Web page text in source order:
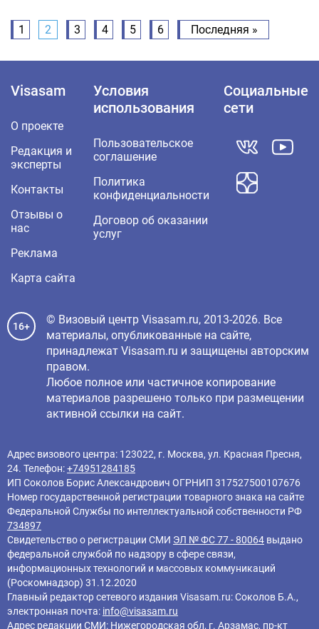
1 2 3 4 5 6 Последняя »
Visasam
О проекте
Редакция и
эксперты
Контакты
Отзывы о
нас
Реклама
Карта сайта
Условия
использования
Пользовательское
соглашение
Политика
конфиденциальности
Договор об оказании
услуг
Социальные
сети
16+
© Визовый центр Visasam.ru, 2013-2026. Все
материалы, опубликованные на сайте,
принадлежат Visasam.ru и защищены авторским
правом.
Любое полное или частичное копирование
материалов разрешено только при размещении
активной ссылки на сайт.
Адрес визового центра: 123022, г. Москва, ул. Красная Пресня,
24. Телефон:+74951284185
ИП Соколов Борис Александрович ОГРНИП 317527500107676
Номер государственной регистрации товарного знака на сайте
Федеральной Службы по интеллектуальной собственности РФ
734897
Свидетельство о регистрации СМИ ЭЛ № ФС 77 - 80064 выдано
федеральной службой по надзору в сфере связи,
информационных технологий и массовых коммуникаций
(Роскомнадзор) 31.12.2020
Главный редактор cетевого издания Visasam.ru: Соколов Б.А.,
электронная почта: info@visasam.ru
Адрес редакции СМИ: Нижегородская обл, г. Арзамас, пр-кт